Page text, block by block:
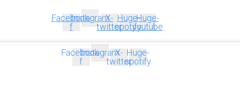
Facebook-
f
InstagramX-
twitter
Huge-
spotify
Huge-
youtube
Facebook-
f
InstagramX-
twitter
Huge-
spotify